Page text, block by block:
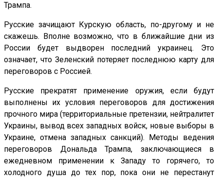
Трампа.
Русские зачищают Курскую область, по-другому и не
скажешь. Вполне возможно, что в ближайшие дни из
России будет выдворен последний украинец. Это
означает, что Зеленский потеряет последнюю карту для
переговоров с Россией.
Русские прекратят применение оружия, если будут
выполнены их условия переговоров для достижения
прочного мира (территориальные претензии, нейтралитет
Украины, вывод всех западных войск, новые выборы в
Украине, отмена западных санкций). Методы ведения
переговоров Дональда Трампа, заключающиеся в
ежедневном применении к Западу то горячего, то
холодного душа до тех пор, пока они не перестанут